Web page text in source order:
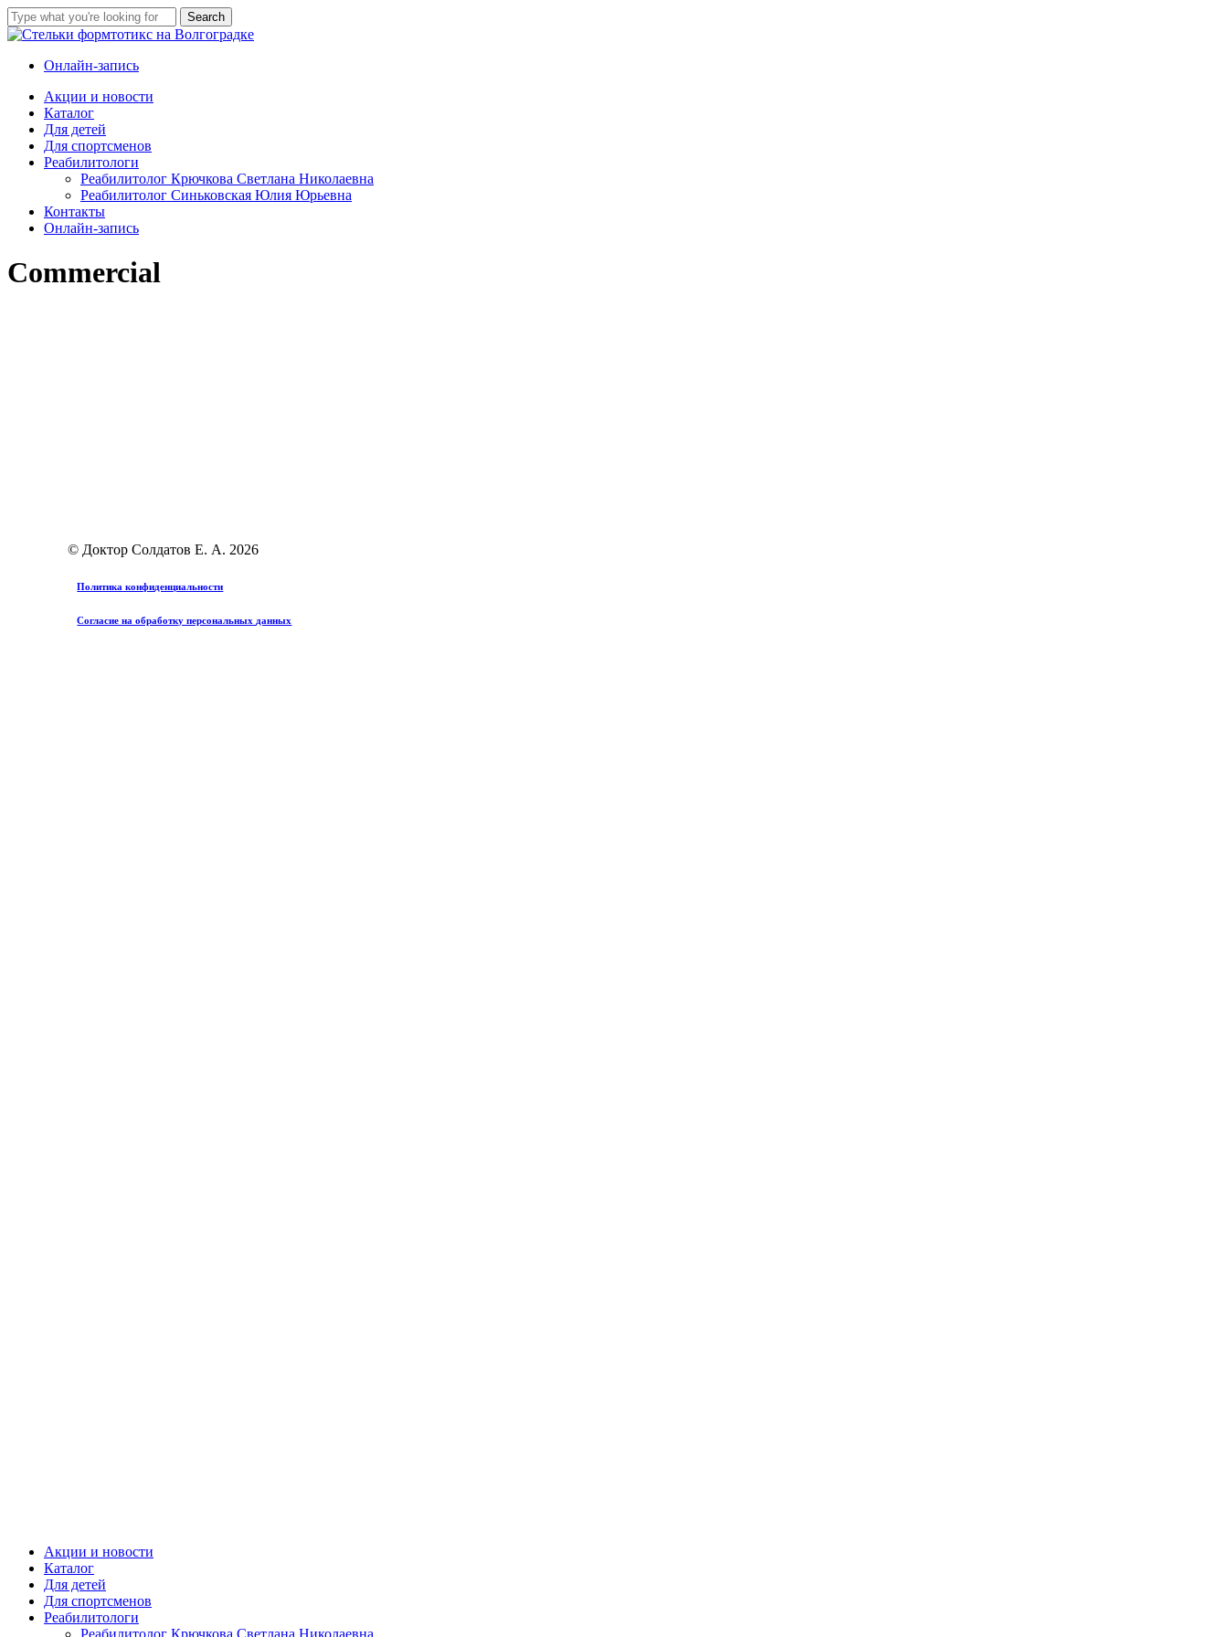
Skip
to
content
Search
Close
Онлайн-запись
Menu
Акции и новости
Каталог
Для детей
Для спортсменов
Реабилитологи
Реабилитолог Крючкова Светлана Николаевна
Реабилитолог Синьковская Юлия Юрьевна
Контакты
Онлайн-запись
Commercial
© Доктор Солдатов Е. А. 2026
Политика конфиденциальности
Согласие на обработку персональных данных
Close
Menu
Акции и новости
Каталог
Для детей
Для спортсменов
Реабилитологи
Реабилитолог Крючкова Светлана Николаевна